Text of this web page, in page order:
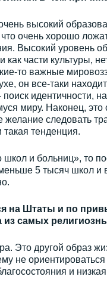
высокий
очень хорошо
Высокий уровень
части культуры,
то важные
он все-таки
идентичности,
миру. Наконец, это
следовать
тенденция.
школ и больниц», то
5 тысяч школ и
на Штаты и по
самых
Это другой образ
не
и низкая